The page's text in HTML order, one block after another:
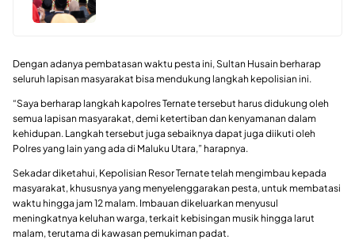
Dengan adanya pembatasan waktu pesta ini, Sultan Husain berharap
seluruh lapisan masyarakat bisa mendukung langkah kepolisian ini.
“Saya berharap langkah kapolres Ternate tersebut harus didukung oleh
semua lapisan masyarakat, demi ketertiban dan kenyamanan dalam
kehidupan. Langkah tersebut juga sebaiknya dapat juga diikuti oleh
Polres yang lain yang ada di Maluku Utara,” harapnya.
Sekadar diketahui, Kepolisian Resor Ternate telah mengimbau kepada
masyarakat, khususnya yang menyelenggarakan pesta, untuk membatasi
waktu hingga jam 12 malam. Imbauan dikeluarkan menyusul
meningkatnya keluhan warga, terkait kebisingan musik hingga larut
malam, terutama di kawasan pemukiman padat.